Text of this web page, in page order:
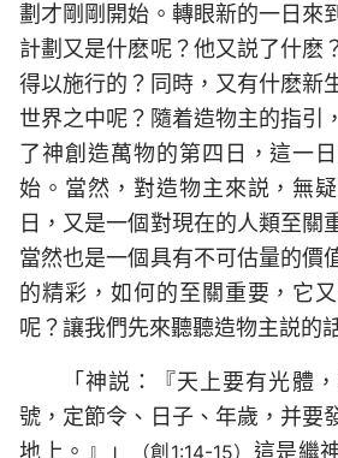
劃才剛剛開始。轉眼新的一日來
計劃又是什麽呢？他又説了什麽
得以施行的？同時，又有什麽新
世界之中呢？隨着造物主的指引
了神創造萬物的第四日，這一
始。當然，對造物主來説，無
日，又是一個對現在的人類至關
當然也是一個具有不可估量的價
的精彩，如何的至關重要，它
呢？讓我們先來聽聽造物主説的
「神説：『天上要有光體
號，定節令、日子、年歲，并要
地上。』」
（創1:14-15） 這是繼